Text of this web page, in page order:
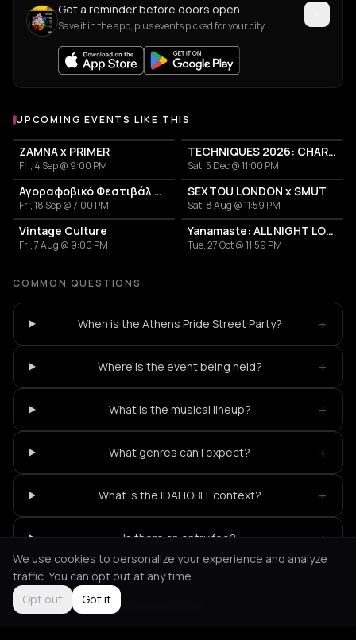
Get a reminder before doors open
Save it in the app, plus events picked for your city.
UPCOMING EVENTS LIKE THIS
ZAMNA x PRIMER
Fri, 4 Sep @ 9:00 PM
TECHNIQUES 2026: CHARLOTTE DE WITTE IN ATHENS
Sat, 5 Dec @ 11:00 PM
Αγοραφοβικό Φεστιβάλ 2026
Fri, 18 Sep @ 7:00 PM
SEXTOU LONDON x SMUT
Sat, 8 Aug @ 11:59 PM
Vintage Culture
Fri, 7 Aug @ 9:00 PM
Yanamaste: ALL NIGHT LONG
Tue, 27 Oct @ 11:59 PM
COMMON QUESTIONS
When is the Athens Pride Street Party? +
Where is the event being held? +
What is the musical lineup? +
What genres can I expect? +
What is the IDAHOBIT context? +
Is there an entry fee? +
Not feeling it? All events in Athens
We use cookies to personalize your experience and analyze
traffic. You can opt out at any time.
Opt out
Got it